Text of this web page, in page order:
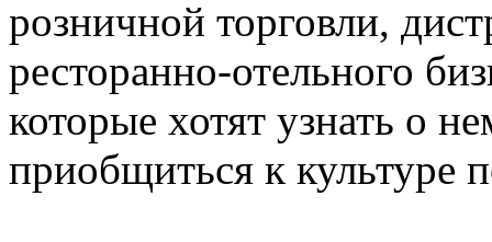
розничной торговли,
ресторанно-отельного
которые хотят узнать о
приобщиться к культуре